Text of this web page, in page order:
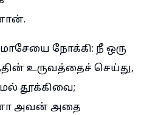
நோக்கி: நீ ஒரு
உருவத்தைச் செய்து,
தூக்கிவை;
அவன் அதை